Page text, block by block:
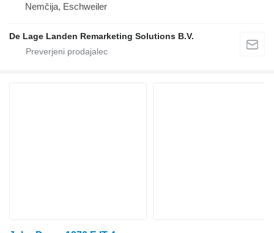
Nemčija, Eschweiler
De Lage Landen Remarketing Solutions B.V.